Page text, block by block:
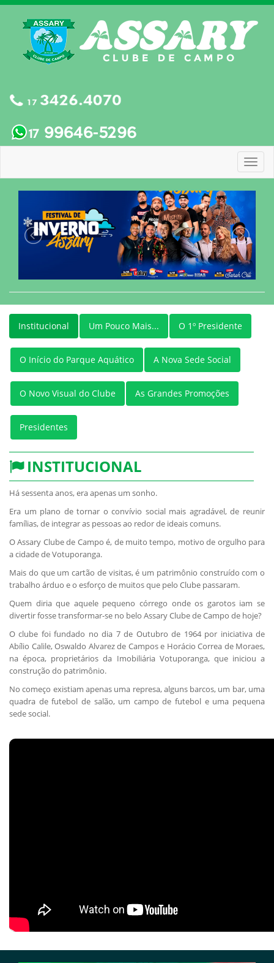
Institucional Um Pouco Mais... O 1º Presidente
O Início do Parque Aquático A Nova Sede Social
O Novo Visual do Clube As Grandes Promoções
Presidentes
INSTITUCIONAL
Há sessenta anos, era apenas um sonho.
Era um plano de tornar o convívio social mais agradável, de reunir
famílias, de integrar as pessoas ao redor de ideais comuns.
O Assary Clube de Campo é, de muito tempo, motivo de orgulho para
a cidade de Votuporanga.
Mais do que um cartão de visitas, é um patrimônio construído com o
trabalho árduo e o esforço de muitos que pelo Clube passaram.
Quem diria que aquele pequeno córrego onde os garotos iam se
divertir fosse transformar-se no belo Assary Clube de Campo de hoje?
O clube foi fundado no dia 7 de Outubro de 1964 por iniciativa de
Abílio Calile, Oswaldo Alvarez de Campos e Horácio Correa de Moraes,
na época, proprietários da Imobiliária Votuporanga, que iniciou a
construção do patrimônio.
No começo existiam apenas uma represa, alguns barcos, um bar, uma
quadra de futebol de salão, um campo de futebol e uma pequena
sede social.